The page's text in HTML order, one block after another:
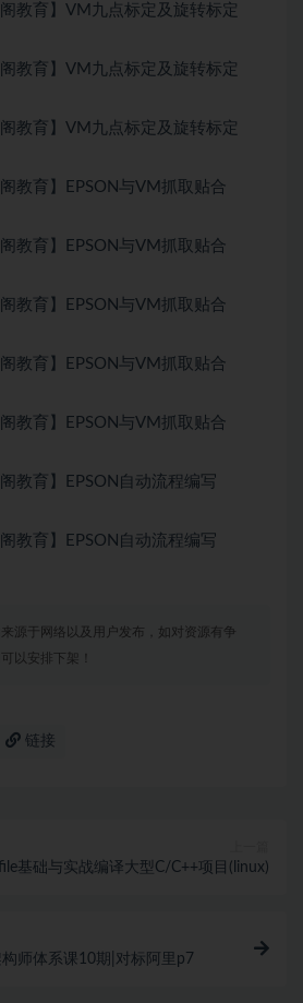
教育】VM九点标定及旋转标定
教育】VM九点标定及旋转标定
教育】VM九点标定及旋转标定
教育】EPSON与VM抓取贴合
教育】EPSON与VM抓取贴合
教育】EPSON与VM抓取贴合
教育】EPSON与VM抓取贴合
教育】EPSON与VM抓取贴合
教育】EPSON自动流程编写
教育】EPSON自动流程编写
源于网络以及用户发布，如对资源有争
以安排下架！
链接
基础与实战编译大型C/C++项目(linux)
师体系课10期|对标阿里p7